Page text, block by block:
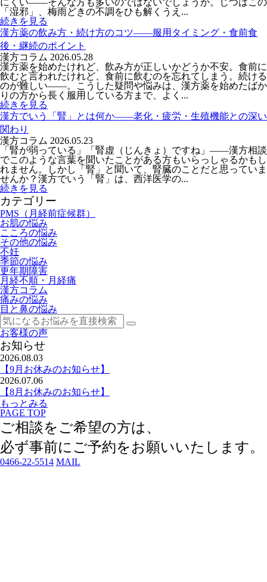
にくい――そんな方も多いのではないでしょうか。じつはこの
「湿邪」、梅雨どきの不調をひも解くうえ...
続きを見る
漢方薬の飲み方・続け方のコツ――服用タイミング・食前食
後・継続のポイント
漢方コラム 2026.05.28
漢方薬を始めたけれど、飲み方が正しいかどうか不安。食前に
飲むと言われたけれど、食前に飲むのを忘れてしまう。続ける
のが難しい——。こうした疑問や悩みは、漢方薬を始めたばか
りの方から長く服用している方まで、よく...
続きを見る
漢方でいう「腎」とは何か――老化・疲労・生殖機能との深い
関わり
漢方コラム 2026.05.23
「腎が弱っている」「腎虚（じんきょ）ですね」——漢方相談
でこのような言葉を聞いたことがある方もいらっしゃるかもし
れません。しかし「腎」と聞いて、腎臓のことだと思っていま
せんか？漢方でいう「腎」は、西洋医学の...
続きを見る
カテゴリー
PMS（月経前症候群）
お肌の悩み
こころの悩み
その他の悩み
不妊
季節の悩み
更年期障害
月経不順・月経痛
漢方コラム
痛みの悩み
目と鼻の悩み
お客様の声
お知らせ
2026.08.03
【9月お休みのお知らせ】
2026.07.06
【8月お休みのお知らせ】
もっとみる
PAGE TOP
ご相談をご希望の方は、
必ず事前にご予約をお願いいたします。
0466-22-5514 MAIL